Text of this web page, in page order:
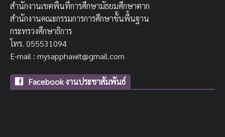
สำนักงานเขตพื้นที่การศึกษามัธยมศึกษาตาก
สำนักงานคณะกรรมการการศึกษาขั้นพื้นฐาน
กระทรวงศึกษาธิการ
โทร. 055531094
E-mail : mysapphawit@gmail.com
Facebook งานประชาสัมพันธ์